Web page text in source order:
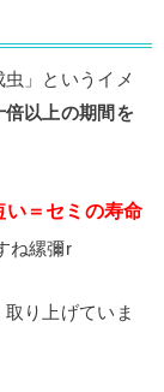
」というイメ
倍以上の期間を
い＝セミの寿命
ね縲彌r
り上げていま